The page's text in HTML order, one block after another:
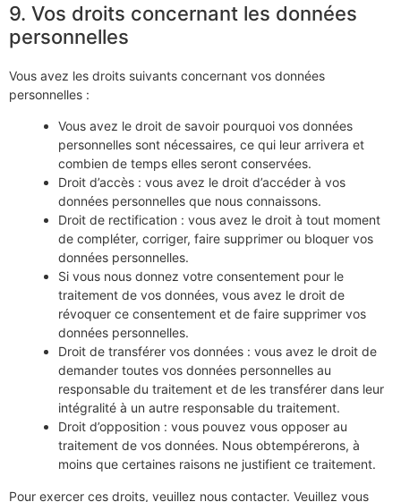
9. Vos droits concernant les données
personnelles
Vous avez les droits suivants concernant vos données
personnelles :
Vous avez le droit de savoir pourquoi vos données
personnelles sont nécessaires, ce qui leur arrivera et
combien de temps elles seront conservées.
Droit d’accès : vous avez le droit d’accéder à vos
données personnelles que nous connaissons.
Droit de rectification : vous avez le droit à tout moment
de compléter, corriger, faire supprimer ou bloquer vos
données personnelles.
Si vous nous donnez votre consentement pour le
traitement de vos données, vous avez le droit de
révoquer ce consentement et de faire supprimer vos
données personnelles.
Droit de transférer vos données : vous avez le droit de
demander toutes vos données personnelles au
responsable du traitement et de les transférer dans leur
intégralité à un autre responsable du traitement.
Droit d’opposition : vous pouvez vous opposer au
traitement de vos données. Nous obtempérerons, à
moins que certaines raisons ne justifient ce traitement.
Pour exercer ces droits, veuillez nous contacter. Veuillez vous